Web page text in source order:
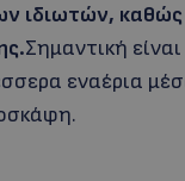
ιδιωτών,
Σημαντική
εναέρια